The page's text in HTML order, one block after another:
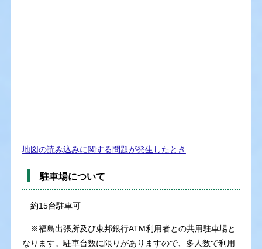
地図の読み込みに関する問題が発生したとき
駐車場について
約15台駐車可
※福島出張所及び東邦銀行ATM利用者との共用駐車場と
なります。駐車台数に限りがありますので、多人数で利用